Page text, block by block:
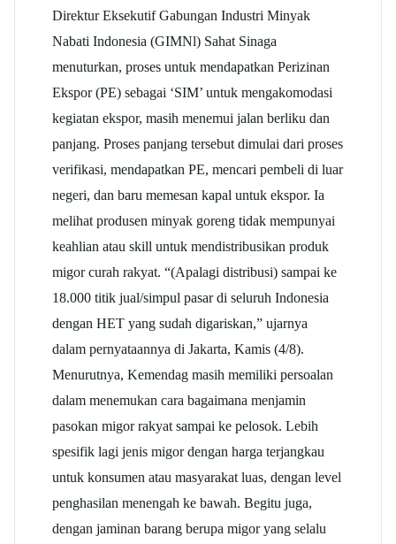
Direktur Eksekutif Gabungan Industri Minyak
Nabati Indonesia (GIMNl) Sahat Sinaga
menuturkan, proses untuk mendapatkan Perizinan
Ekspor (PE) sebagai ‘SIM’ untuk mengakomodasi
kegiatan ekspor, masih menemui jalan berliku dan
panjang. Proses panjang tersebut dimulai dari proses
verifikasi, mendapatkan PE, mencari pembeli di luar
negeri, dan baru memesan kapal untuk ekspor. Ia
melihat produsen minyak goreng tidak mempunyai
keahlian atau skill untuk mendistribusikan produk
migor curah rakyat. “(Apalagi distribusi) sampai ke
18.000 titik jual/simpul pasar di seluruh Indonesia
dengan HET yang sudah digariskan,” ujarnya
dalam pernyataannya di Jakarta, Kamis (4/8).
Menurutnya, Kemendag masih memiliki persoalan
dalam menemukan cara bagaimana menjamin
pasokan migor rakyat sampai ke pelosok. Lebih
spesifik lagi jenis migor dengan harga terjangkau
untuk konsumen atau masyarakat luas, dengan level
penghasilan menengah ke bawah. Begitu juga,
dengan jaminan barang berupa migor yang selalu